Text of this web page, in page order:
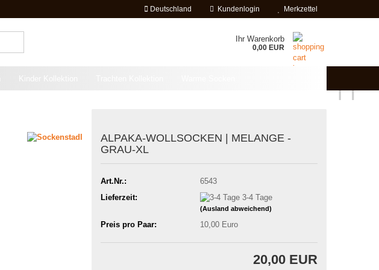
Deutschland Kundenlogin Merkzettel
Ihr Warenkorb
0,00 EUR
ALPAKA-WOLLSOCKEN | MELANGE -
GRAU-XL
Art.Nr.:
6543
Lieferzeit:
3-4 Tage
(Ausland abweichend)
Preis pro Paar: 10,00 Euro
20,00 EUR